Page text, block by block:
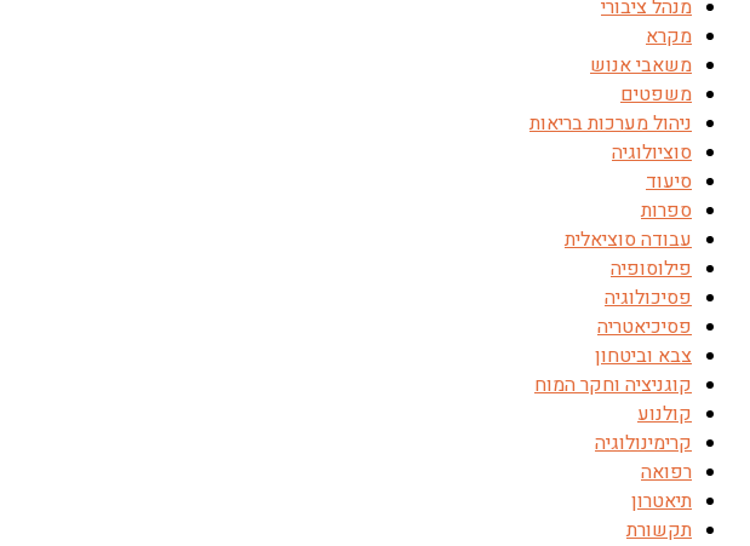
מנהל ציבורי
מקרא
משאבי אנוש
משפטים
ניהול מערכות בריאות
סוציולוגיה
סיעוד
ספרות
עבודה סוציאלית
פילוסופיה
פסיכולוגיה
פסיכיאטריה
צבא וביטחון
קוגניציה וחקר המוח
קולנוע
קרימינולוגיה
רפואה
תיאטרון
תקשורת